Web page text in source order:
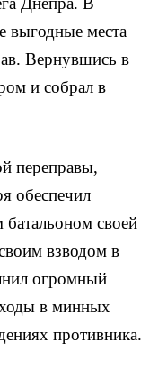
выгодные места
Вернувшись в
и собрал в
переправы,
обеспечил
своей
взводом в
огромный
в минных
противника.